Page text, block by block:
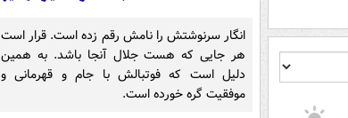
انگار سرنوشتش را نامش رقم زده است. قرار است
هر جایی که هست جلال آنجا باشد. به همین
دلیل است که فوتبالش با جام و قهرمانی و
موفقیت گره خورده است.